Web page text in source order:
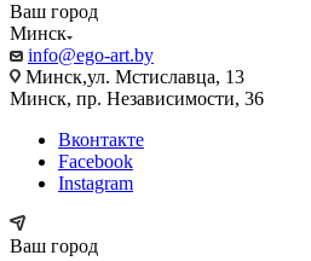
Ваш город
Минск
info@ego-art.by
Минск,ул. Мстиславца, 13
Минск, пр. Независимости, 36
Вконтакте
Facebook
Instagram
Ваш город